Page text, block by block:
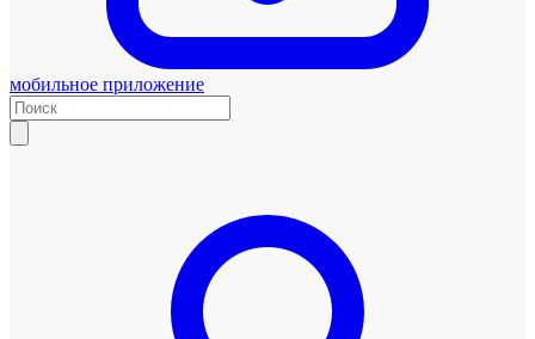
мобильное приложение